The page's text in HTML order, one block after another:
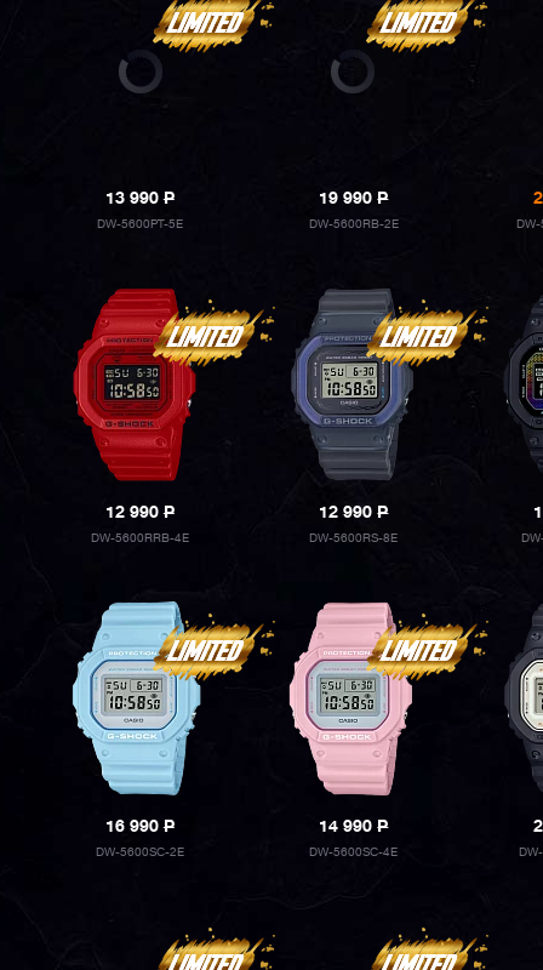
13 990P
DW-5600PT-5E
19 990P
DW-5600RB-2E
12 990P
DW-5600RRB-4E
12 990P
DW-5600RS-8E
16 990P
DW-5600SC-2E
14 990P
DW-5600SC-4E